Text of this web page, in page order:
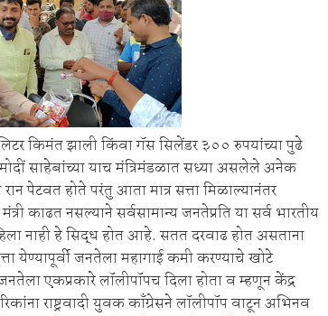
किमंत झाली किंवा गॅस सिलेंडर ३०० रुपयांच्या पुढे
मोदीं साहेबांच्या याच मंत्रिमंडळात सध्या असलेले अनेक
रान पेटवत होते परंतु आता मात्र सत्ता मिळाल्यानंतर
काढत नसल्याने सर्वसामान्य जनतेप्रति या सर्व भारतीय
नाही हे सिद्ध होत आहे. सतत दरवाढ होत असताना
येण्यापूर्वी जनतेला महागाई कमी करण्याचे खोटे
एकप्रकारे लॉलीपॉपच दिला होता व म्हणून केंद्र
राष्ट्रवादी युवक काँग्रेसने लॉलीपॉप वाटून अभिनव